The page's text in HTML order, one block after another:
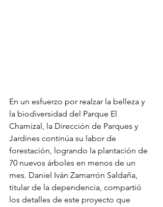
En un esfuerzo por realzar la belleza y
la biodiversidad del Parque El
Chamizal, la Dirección de Parques y
Jardines continúa su labor de
forestación, logrando la plantación de
70 nuevos árboles en menos de un
mes. Daniel Iván Zamarrón Saldaña,
titular de la dependencia, compartió
los detalles de este proyecto que